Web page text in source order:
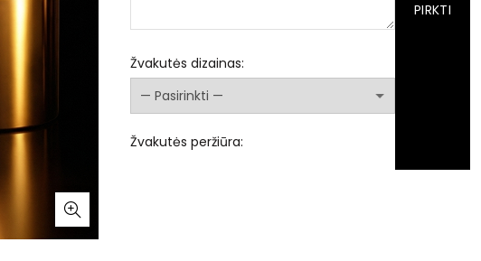
Žvakutės dizainas:
Žvakutės peržiūra:
PIRKTI